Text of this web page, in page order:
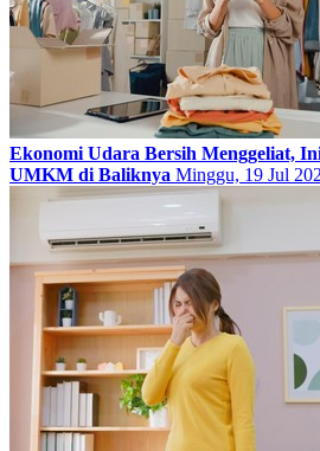
Ekonomi Udara Bersih Menggeliat,
UMKM di Baliknya Minggu, 19 Jul